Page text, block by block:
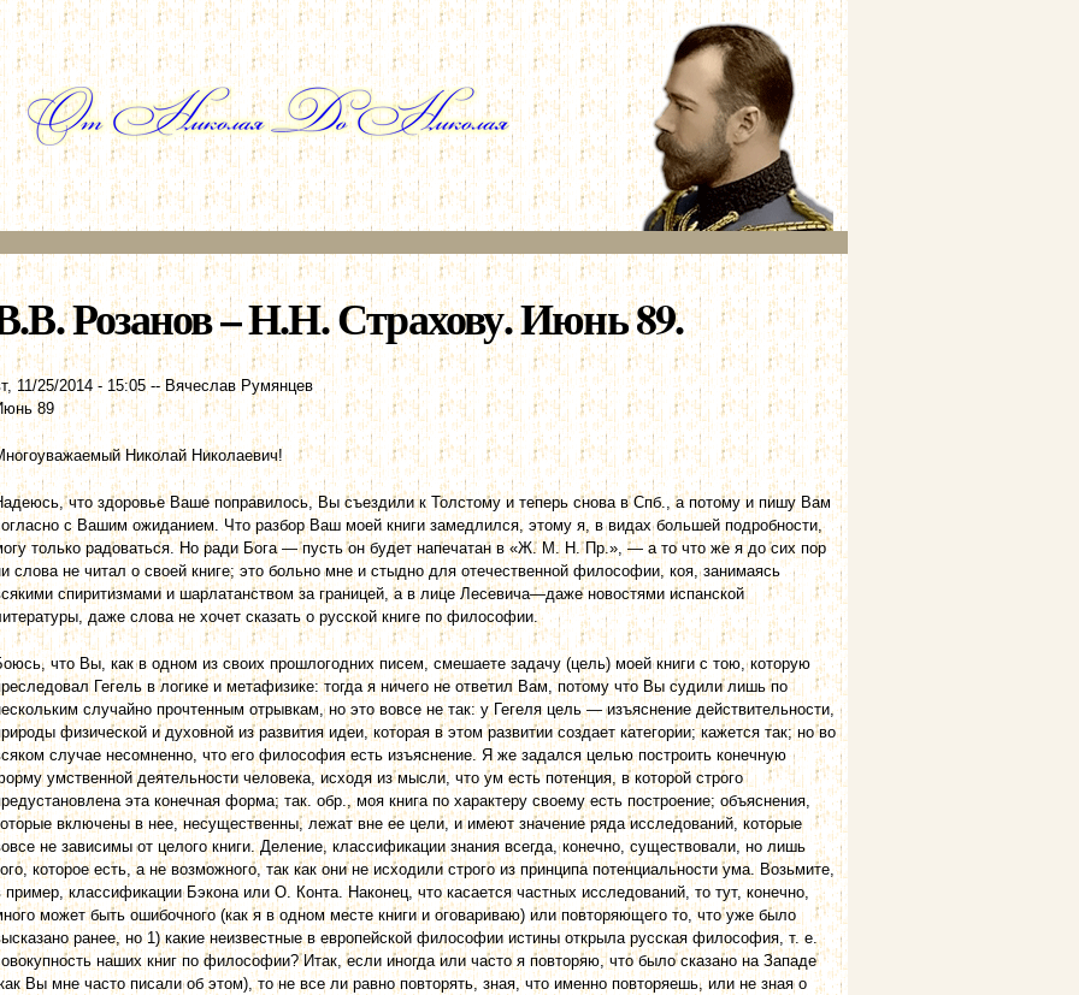
Перейти к
основному
содержанию
Розанов – Н.Н. Страхову. Июнь 89.
11/25/2014 - 15:05--Вячеслав Румянцев
89
Николай Николаевич!
что здоровье Ваше поправилось, Вы съездили к Толстому и теперь снова в Спб., а потому и пишу Вам
с Вашим ожиданием. Что разбор Ваш моей книги замедлился, этому я, в видах большей подробности,
только радоваться. Но ради Бога — пусть он будет напечатан в «Ж. М. Н. Пр.», — а то что же я до сих пор
слова не читал о своей книге; это больно мне и стыдно для отечественной философии, коя, занимаясь
спиритизмами и шарлатанством за границей, а в лице Лесевича—даже новостями испанской
даже слова не хочет сказать о русской книге по философии.
что Вы, как в одном из своих прошлогодних писем, смешаете задачу (цель) моей книги с тою, которую
Гегель в логике и метафизике: тогда я ничего не ответил Вам, потому что Вы судили лишь по
случайно прочтенным отрывкам, но это вовсе не так: у Гегеля цель — изъяснение действительности,
физической и духовной из развития идеи, которая в этом развитии создает категории; кажется так; но во
случае несомненно, что его философия есть изъяснение. Я же задался целью построить конечную
умственной деятельности человека, исходя из мысли, что ум есть потенция, в которой строго
эта конечная форма; так. обр., моя книга по характеру своему есть построение; объяснения,
включены в нее, несущественны, лежат вне ее цели, и имеют значение ряда исследований, которые
не зависимы от целого книги. Деление, классификации знания всегда, конечно, существовали, но лишь
которое есть, а не возможного, так как они не исходили строго из принципа потенциальности ума. Возьмите,
пример, классификации Бэкона или О. Конта. Наконец, что касается частных исследований, то тут, конечно,
может быть ошибочного (как я в одном месте книги и оговариваю) или повторяющего то, что уже было
ранее, но 1) какие неизвестные в европейской философии истины открыла русская философия, т. е.
наших книг по философии? Итак, если иногда или часто я повторяю, что было сказано на Западе
Вы мне часто писали об этом), то не все ли равно повторять, зная, что именно повторяешь, или не зная о